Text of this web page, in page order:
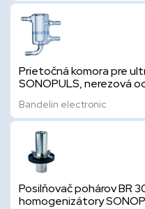
Prietočná komora pre
SONOPULS, nerezová
Bandelin electronic
Posilňovač pohárov BR
homogenizátory